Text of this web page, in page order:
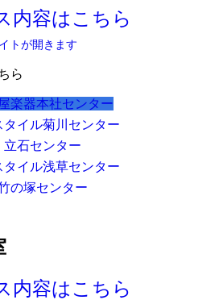
内容はこちら
トが開きます
ら
楽器本社センター
タイル菊川センター
立石センター
タイル浅草センター
の塚センター
内容はこちら